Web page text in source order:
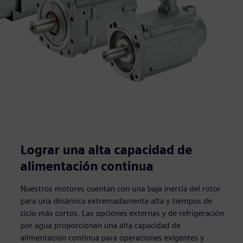
Lograr una alta capacidad de
alimentación continua
Nuestros motores cuentan con una baja inercia del rotor
para una dinámica extremadamente alta y tiempos de
ciclo más cortos. Las opciones externas y de refrigeración
por agua proporcionan una alta capacidad de
alimentación continua para operaciones exigentes y